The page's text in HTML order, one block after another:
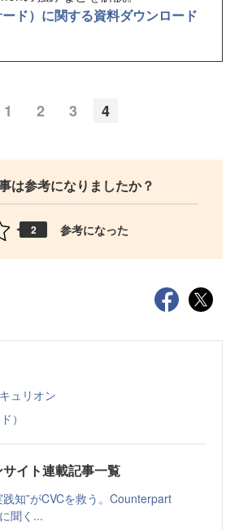
ド）に関する資料ダウンロード
1 2 3 4
は参考になりましたか？
2 参考になった
ュリオン
）
イト連載記事一覧
知”がCVCを救う。Counterpart
聞く...